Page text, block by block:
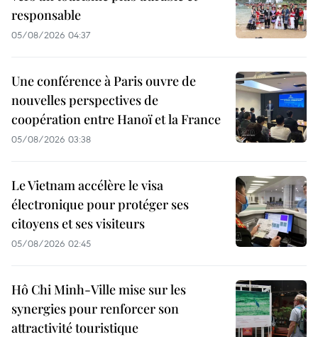
responsable
05/08/2026 04:37
Une conférence à Paris ouvre de
nouvelles perspectives de
coopération entre Hanoï et la France
05/08/2026 03:38
Le Vietnam accélère le visa
électronique pour protéger ses
citoyens et ses visiteurs
05/08/2026 02:45
Hô Chi Minh-Ville mise sur les
synergies pour renforcer son
attractivité touristique